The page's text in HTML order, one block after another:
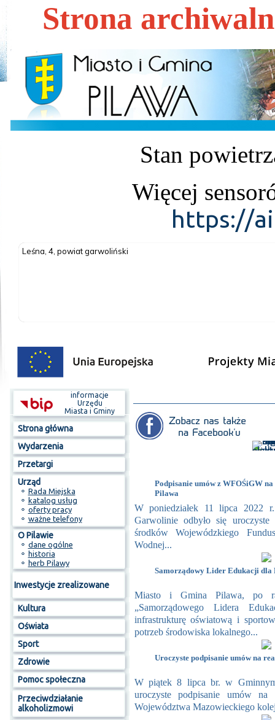
Strona
Stan
Więcej
https://
informacje
Urzędu
Miasta i Gminy
Strona główna
Wydarzenia
Przetargi
Urząd
⚬ Rada Miejska
⚬ katalog usług
⚬ oferty pracy
⚬ ważne telefony
O Pilawie
⚬ dane ogólne
⚬ historia
⚬ herb Pilawy
Inwestycje zrealizowane
Kultura
Oświata
Sport
Zdrowie
Pomoc społeczna
Przeciwdziałanie
alkoholizmowi
Podpisanie umów z WFOŚiGW
Pilawa
W poniedziałek 11 lipca 2022
Garwolinie odbyło się
środków Wojewódzkiego
Wodnej...
Samorządowy Lider Edukacji dla
Miasto i Gmina Pilawa, po
„Samorządowego Lidera
infrastrukturę oświatową i
potrzeb środowiska lokalnego...
Uroczyste podpisanie umów na
W piątek 8 lipca br. w
uroczyste podpisanie umów na
Województwa Mazowieckiego